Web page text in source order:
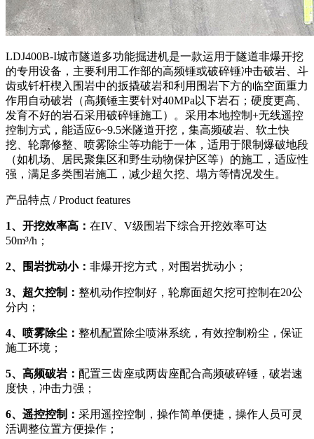
LDJ400B-I城市隧道多功能掘进机是一款运用于隧道非爆开挖
的专用设备，主要利用工作部的高频锤或破碎锤冲击破岩、斗
齿或钎杆楔入围岩中的扳撬破岩和利用围岩下方的临空面重力
作用自动破岩（高频锤主要针对40MPa以下岩石；硬度更高、
发育不好的岩石采用破碎锤施工）。采用本地控制+无线遥控
控制方式，能适应6~9.5米隧道开挖，集高频破岩、软土快
挖、轮廓修整、喷雾除尘等功能于一体，适用于限制爆破地段
（如机场、居民聚集区和野生动物保护区等）的施工，适应性
强，满足多类围岩施工，减少超欠挖、塌方等情况发生。
产品特点 / Product features
1、 开挖效率高： 在IV、V级围岩下综合开挖效率可达
50m³/h；
2、 围岩扰动小： 非爆开挖方式，对围岩扰动小；
3、超欠控制： 整机动作控制好，轮廓面超欠挖可控制在20公
分内；
4、喷雾除尘： 整机配置除尘喷淋系统，有效控制粉尘，保证
施工环境；
5、高频破岩： 配置三齿座或两齿座配合高频破碎锤，破岩速
度快，冲击力强；
6、遥控控制： 采用遥控控制，操作简单便捷，操作人员可灵
活调整位置方便操作；